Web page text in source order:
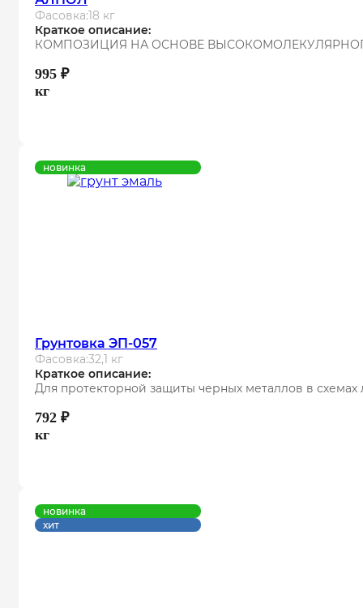
Фасовка:18 кг
Краткое описание:
КОМПОЗИЦИЯ НА ОСНОВЕ
995 ₽
кг
новинка
Грунтовка ЭП-057
Фасовка:32,1 кг
Краткое описание:
Для протекторной защиты черных металлов в
792 ₽
кг
новинка
хит